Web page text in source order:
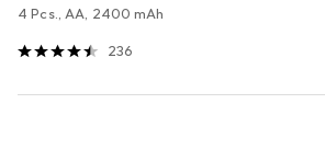
4 Pcs., AA, 2400 mAh
236